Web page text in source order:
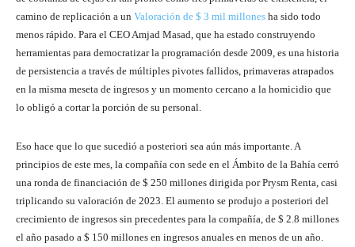
camino de replicación a un Valoración de $ 3 mil millones ha sido todo
menos rápido. Para el CEO Amjad Masad, que ha estado construyendo
herramientas para democratizar la programación desde 2009, es una historia
de persistencia a través de múltiples pivotes fallidos, primaveras atrapados
en la misma meseta de ingresos y un momento cercano a la homicidio que
lo obligó a cortar la porción de su personal.
Eso hace que lo que sucedió a posteriori sea aún más importante. A
principios de este mes, la compañía con sede en el Ámbito de la Bahía cerró
una ronda de financiación de $ 250 millones dirigida por Prysm Renta, casi
triplicando su valoración de 2023. El aumento se produjo a posteriori del
crecimiento de ingresos sin precedentes para la compañía, de $ 2.8 millones
el año pasado a $ 150 millones en ingresos anuales en menos de un año.